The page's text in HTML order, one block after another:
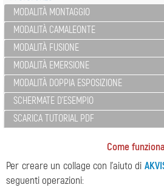
MODALITÀ MONTAGGIO
MODALITÀ CAMALEONTE
MODALITÀ FUSIONE
MODALITÀ EMERSIONE
MODALITÀ DOPPIA ESPOSIZIONE
SCHERMATE D'ESEMPIO
SCARICA TUTORIAL PDF
Come funziona
Per creare un collage con l’aiuto di
seguenti operazioni: